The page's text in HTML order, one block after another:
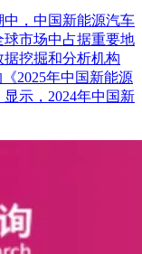
，中国新能源汽车
市场中占据重要地
挖掘和分析机构
2025年中国新能源
示，2024年中国新